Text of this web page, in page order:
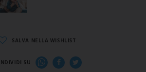
SALVA NELLA WISHLIST
SU